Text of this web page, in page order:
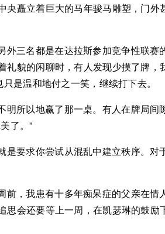
央矗立着巨大的马年骏马雕塑，门
外三名都是在达拉斯参加竞争性联
礼貌的闲聊时，有人发现少摸了牌
是温和地付之一笑，继续打下去。
明所以地赢了那一桌。有人在牌局间
了。”
是要求你尝试从混乱中建立秩序。
前，我患有十多年痴呆症的父亲在
思会还要等上一周，在凯瑟琳的鼓